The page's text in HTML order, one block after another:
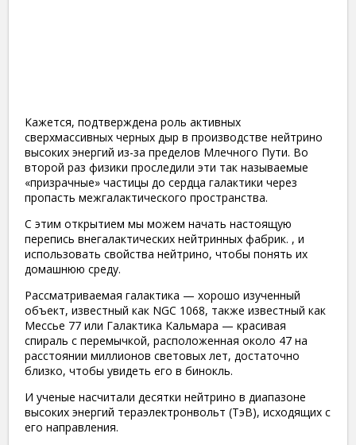
Кажется, подтверждена роль активных
сверхмассивных черных дыр в производстве нейтрино
высоких энергий из-за пределов Млечного Пути. Во
второй раз физики проследили эти так называемые
«призрачные» частицы до сердца галактики через
пропасть межгалактического пространства.
С этим открытием мы можем начать настоящую
перепись внегалактических нейтринных фабрик. , и
использовать свойства нейтрино, чтобы понять их
домашнюю среду.
Рассматриваемая галактика — хорошо изученный
объект, известный как NGC 1068, также известный как
Мессье 77 или Галактика Кальмара — красивая
спираль с перемычкой, расположенная около 47 на
расстоянии миллионов световых лет, достаточно
близко, чтобы увидеть его в бинокль.
И ученые насчитали десятки нейтрино в диапазоне
высоких энергий тераэлектронвольт (ТэВ), исходящих с
его направления.